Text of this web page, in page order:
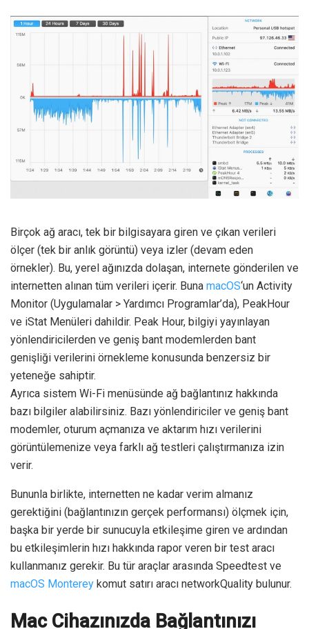
Birçok ağ aracı, tek bir bilgisayara giren ve çıkan verileri
ölçer (tek bir anlık görüntü) veya izler (devam eden
örnekler). Bu, yerel ağınızda dolaşan, internete gönderilen ve
internetten alınan tüm verileri içerir. Buna macOS‘un Activity
Monitor (Uygulamalar > Yardımcı Programlar’da), PeakHour
ve iStat Menüleri dahildir. Peak Hour, bilgiyi yayınlayan
yönlendiricilerden ve geniş bant modemlerden bant
genişliği verilerini örnekleme konusunda benzersiz bir
yeteneğe sahiptir.
Ayrıca sistem Wi-Fi menüsünde ağ bağlantınız hakkında
bazı bilgiler alabilirsiniz. Bazı yönlendiriciler ve geniş bant
modemler, oturum açmanıza ve aktarım hızı verilerini
görüntülemenize veya farklı ağ testleri çalıştırmanıza izin
verir.
Bununla birlikte, internetten ne kadar verim almanız
gerektiğini (bağlantınızın gerçek performansı) ölçmek için,
başka bir yerde bir sunucuyla etkileşime giren ve ardından
bu etkileşimlerin hızı hakkında rapor veren bir test aracı
kullanmanız gerekir. Bu tür araçlar arasında Speedtest ve
macOS Monterey komut satırı aracı networkQuality bulunur.
Mac Cihazınızda Bağlantınızı